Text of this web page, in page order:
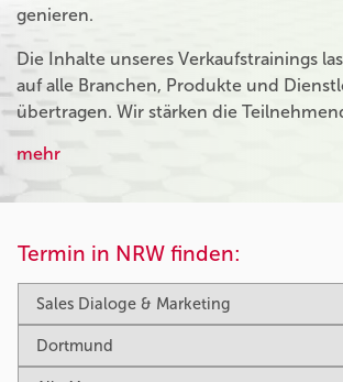
genieren.
Die Inhalte unseres Verkaufstrainings
auf alle Branchen, Produkte und
übertragen. Wir stärken die
mehr
Termin in NRW finden: